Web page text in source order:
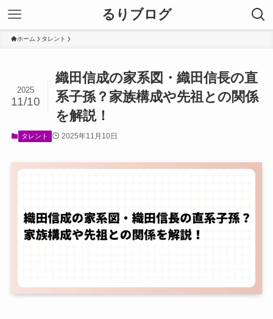
るりブログ
ホーム タレント
織田信成の家系図・織田信長の直
系子孫？家族構成や先祖との関係
を解説！
2025
11/10
タレント 2025年11月10日